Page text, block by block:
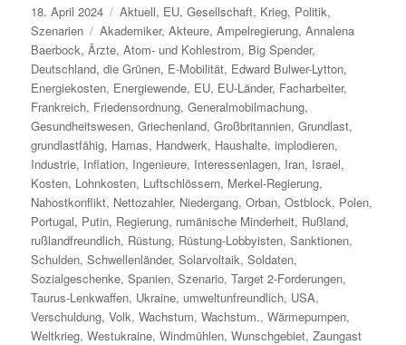
Veröffentlicht
am
18. April 2024 Kategorien
Aktuell, EU,Gesellschaft, Krieg, Politik,
Szenarien
Schlagwörter
Akademiker,Akteure,Ampelregierung,Annalena
Baerbock,Ärzte,Atom- und Kohlestrom, Big Spender,
Deutschland,die Grünen, E-Mobilität, Edward Bulwer-Lytton,
Energiekosten, Energiewende, EU, EU-Länder, Facharbeiter,
Frankreich, Friedensordnung,Generalmobilmachung,
Gesundheitswesen,Griechenland,Großbritannien,Grundlast,
grundlastfähig, Hamas, Handwerk, Haushalte,implodieren,
Industrie, Inflation, Ingenieure, Interessenlagen, Iran, Israel,
Kosten, Lohnkosten, Luftschlössern, Merkel-Regierung,
Nahostkonflikt, Nettozahler, Niedergang,Orban,Ostblock, Polen,
Portugal, Putin, Regierung, rumänische Minderheit, Rußland,
rußlandfreundlich, Rüstung, Rüstung-Lobbyisten,Sanktionen,
Schulden,Schwellenländer,Solarvoltaik,Soldaten,
Sozialgeschenke,Spanien,Szenario,Target 2-Forderungen,
Taurus-Lenkwaffen, Ukraine, umweltunfreundlich, USA,
Verschuldung,Volk,Wachstum,Wachstum.,Wärmepumpen,
Weltkrieg,Westukraine,Windmühlen,Wunschgebiet,Zaungast